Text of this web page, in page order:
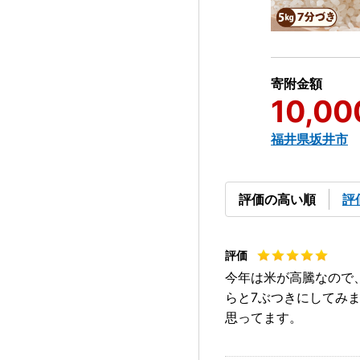
寄附金額
福井県坂井市
評価の高い順 評
今年は米が高騰なので
らと7ぶつきにしてみ
思ってます。